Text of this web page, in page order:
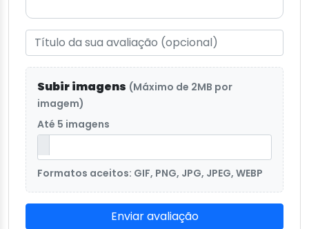
Subir imagens (Máximo de 2MB por
imagem)
Até 5 imagens
Formatos aceitos: GIF, PNG, JPG, JPEG, WEBP
Enviar avaliação